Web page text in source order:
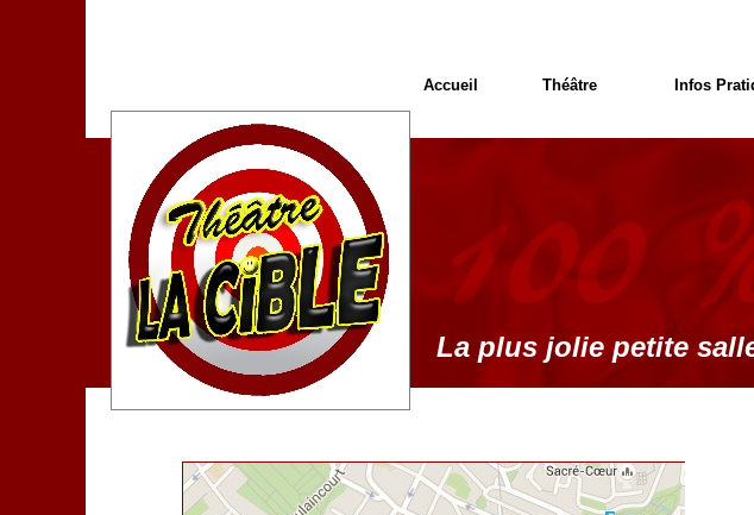
La plus jolie petite
Accueil Théâtre Infos